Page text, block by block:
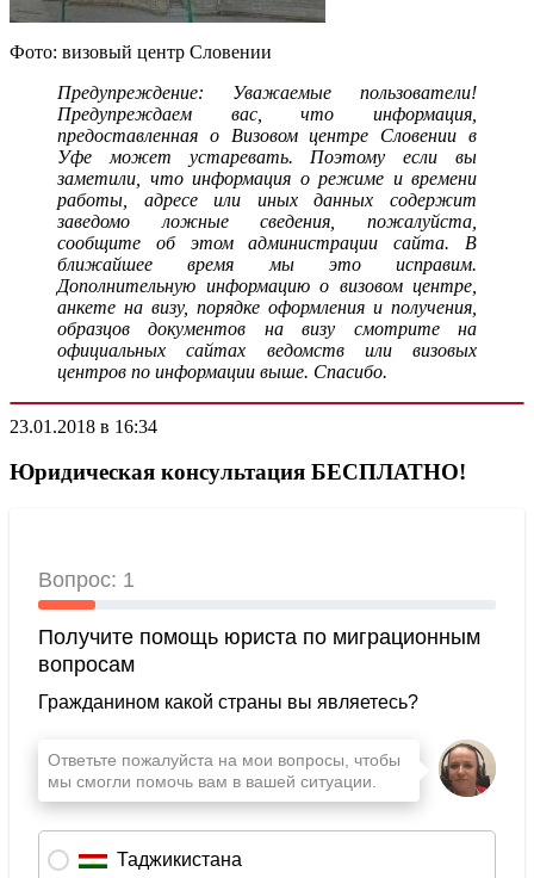
Фото: визовый центр Словении
Предупреждение: Уважаемые пользователи!
Предупреждаем вас, что информация,
предоставленная о Визовом центре Словении в
Уфе может устаревать. Поэтому если вы
заметили, что информация о режиме и времени
работы, адресе или иных данных содержит
заведомо ложные сведения, пожалуйста,
сообщите об этом администрации сайта. В
ближайшее время мы это исправим.
Дополнительную информацию о визовом центре,
анкете на визу, порядке оформления и получения,
образцов документов на визу смотрите на
официальных сайтах ведомств или визовых
центров по информации выше. Спасибо.
23.01.2018 в 16:34
Юридическая консультация БЕСПЛАТНО!